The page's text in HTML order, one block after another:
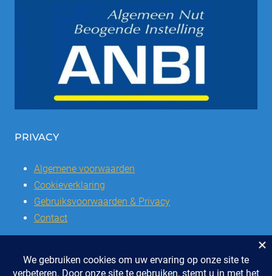
PRIVACY
Algemene voorwaarden
Cookieverklaring
Gebruiksvoorwaarden & Privacy
Contact